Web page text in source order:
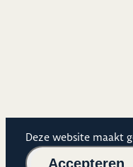
Cookies
Deze website maakt
Cookies
Accepteren